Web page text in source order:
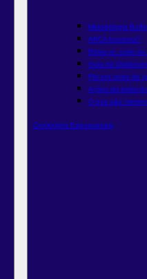
Metodologia
ARCA funciona?
Bolsa vs. corte da
Guia de
Fiis em ciclos de
Ações da bolsa
O que são
Conteúdos Educacionais